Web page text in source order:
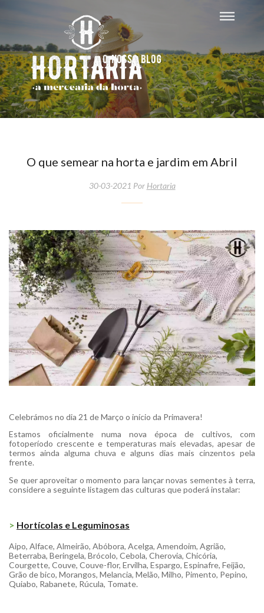
O nosso blog
O que semear na horta e jardim em Abril
30-03-2021 Por Hortaria
Celebrámos no dia 21 de Março o início da Primavera!
Estamos oficialmente numa nova época de cultivos, com
fotoperíodo crescente e temperaturas mais elevadas, apesar de
termos ainda alguma chuva e alguns dias mais cinzentos pela
frente.
Se quer aproveitar o momento para lançar novas sementes à terra,
considere a seguinte listagem das culturas que poderá instalar:
> Hortícolas e Leguminosas
Aipo, Alface, Almeirão, Abóbora, Acelga, Amendoim, Agrião,
Beterraba, Beringela, Brócolo, Cebola, Cherovia, Chicória,
Courgette, Couve, Couve-flor, Ervilha, Espargo, Espinafre, Feijão,
Grão de bico, Morangos, Melancia, Melão, Milho, Pimento, Pepino,
Quiabo, Rabanete, Rúcula, Tomate.